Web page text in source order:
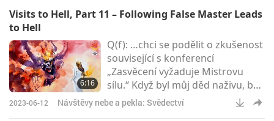
museli čekat, až toto fyzické tělo
během své meditace několikrát
navštívit Amitabhův Západní ráj
nebo „Čistou zemi extrémní
blaženosti“, i když neprak
Visits to Hell, Part 11 – Following False Master Leads
to Hell
6:16
Q(f): …chci se podělit o zkušenost
související s konferencí
„Zasvěcení vyžaduje Mistrovu
sílu.“ Když byl můj děd naživu, byl
zasvěcen naší Mistryní, ale
později následoval někoho, kdo
2023-06-12 Návštěvy nebe a pekla: Svědectví